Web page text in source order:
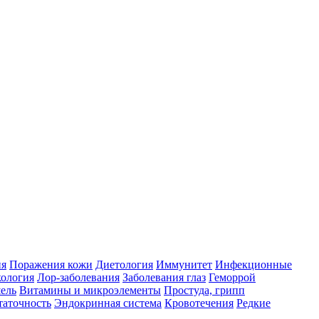
Поражения кожи Диетология Иммунитет Инфекционные
Лор-заболевания Заболевания глаз Геморрой
Витамины и микроэлементы Простуда, грипп
Эндокринная система Кровотечения Редкие